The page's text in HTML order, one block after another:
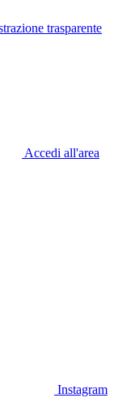
trasparente
Accedi all'area
Instagram